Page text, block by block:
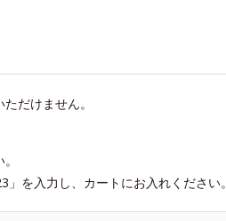
だけません。
を入力し、カートにお入れください。